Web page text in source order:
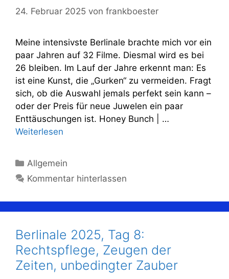
24. Februar 2025 von frankboester
Meine intensivste Berlinale brachte mich vor ein
paar Jahren auf 32 Filme. Diesmal wird es bei
26 bleiben. Im Lauf der Jahre erkennt man: Es
ist eine Kunst, die „Gurken“ zu vermeiden. Fragt
sich, ob die Auswahl jemals perfekt sein kann –
oder der Preis für neue Juwelen ein paar
Enttäuschungen ist. Honey Bunch | …
Weiterlesen
Kategorien
Allgemein
Kommentar hinterlassen
Berlinale 2025, Tag 8:
Rechtspflege, Zeugen der
Zeiten, unbedingter Zauber